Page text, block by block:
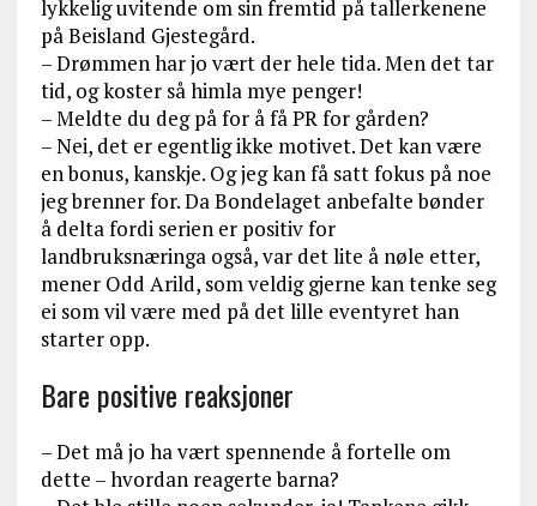
lykkelig uvitende om sin fremtid på tallerkenene
på Beisland Gjestegård.
– Drømmen har jo vært der hele tida. Men det tar
tid, og koster så himla mye penger!
– Meldte du deg på for å få PR for gården?
– Nei, det er egentlig ikke motivet. Det kan være
en bonus, kanskje. Og jeg kan få satt fokus på noe
jeg brenner for. Da Bondelaget anbefalte bønder
å delta fordi serien er positiv for
landbruksnæringa også, var det lite å nøle etter,
mener Odd Arild, som veldig gjerne kan tenke seg
ei som vil være med på det lille eventyret han
starter opp.
Bare positive reaksjoner
– Det må jo ha vært spennende å fortelle om
dette – hvordan reagerte barna?